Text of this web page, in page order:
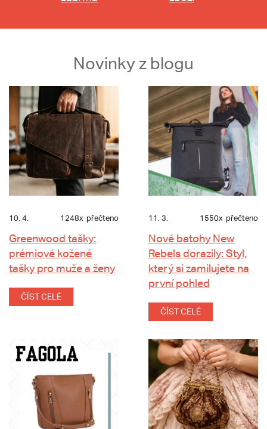
Novinky z blogu
10. 4. 1248x přečteno
Greenwood tašky:
prémiové kožené
tašky pro muže a ženy
ČÍST CELÉ
11. 3. 1550x přečteno
Nové batohy New
Rebels dorazily: Styl,
který si zamilujete na
první pohled
ČÍST CELÉ